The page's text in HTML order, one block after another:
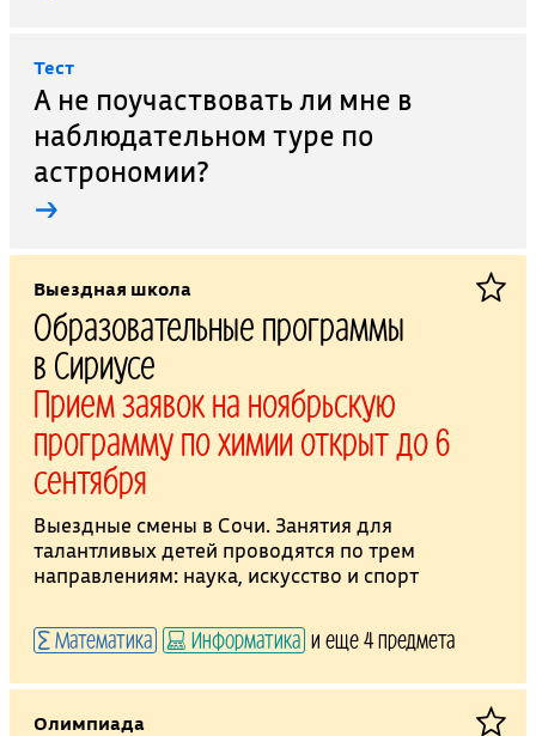
Тест
А не поучаствовать ли мне в
наблюдательном туре по
астрономии?
→
Выездная школа
Образовательные программы
в Сириусе
Прием заявок на ноябрьскую
программу по химии открыт до 6
сентября
Выездные смены в Сочи. Занятия для
талантливых детей проводятся по трем
направлениям: наука, искусство и спорт
Математика Информатика и еще 4 предмета
Олимпиада